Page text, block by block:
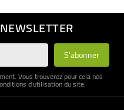
Vous trouverez pour cela nos
d'utilisation du site.